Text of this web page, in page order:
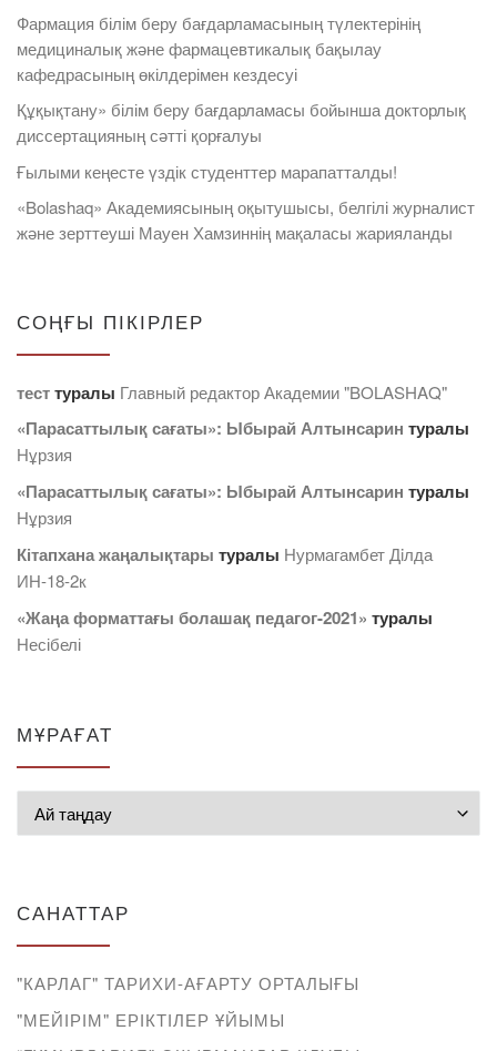
Фармация білім беру бағдарламасының түлектерінің
медициналық және фармацевтикалық бақылау
кафедрасының өкілдерімен кездесуі
Құқықтану» білім беру бағдарламасы бойынша докторлық
диссертацияның сәтті қорғалуы
Ғылыми кеңесте үздік студенттер марапатталды!
«Bolashaq» Академиясының оқытушысы, белгілі журналист
және зерттеуші Мауен Хамзиннің мақаласы жарияланды
СОҢҒЫ ПІКІРЛЕР
тесттуралы Главный редактор Академии "BOLASHAQ"
«Парасаттылық сағаты»: Ыбырай Алтынсарин туралы
Нұрзия
«Парасаттылық сағаты»: Ыбырай Алтынсарин туралы
Нұрзия
Кітапхана жаңалықтары туралы Нурмагамбет Дiлда
ИН-18-2к
«Жаңа форматтағы болашақ педагог-2021» туралы
Несібелі
МҰРАҒАТ
САНАТТАР
"КАРЛАГ" ТАРИХИ-АҒАРТУ ОРТАЛЫҒЫ
"МЕЙІРІМ" ЕРІКТІЛЕР ҰЙЫМЫ